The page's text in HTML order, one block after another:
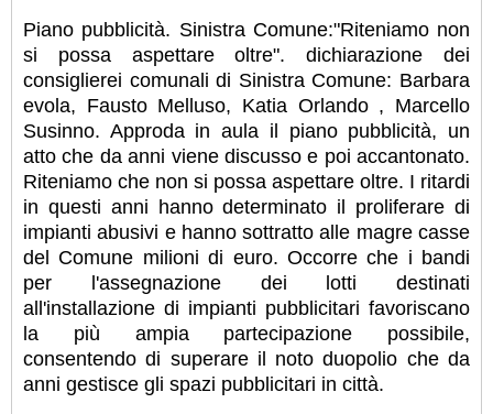
Piano pubblicità. Sinistra Comune:"Riteniamo non
si possa aspettare oltre". dichiarazione dei
consiglierei comunali di Sinistra Comune: Barbara
evola, Fausto Melluso, Katia Orlando , Marcello
Susinno. Approda in aula il piano pubblicità, un
atto che da anni viene discusso e poi accantonato.
Riteniamo che non si possa aspettare oltre. I ritardi
in questi anni hanno determinato il proliferare di
impianti abusivi e hanno sottratto alle magre casse
del Comune milioni di euro. Occorre che i bandi
per l'assegnazione dei lotti destinati
all'installazione di impianti pubblicitari favoriscano
la più ampia partecipazione possibile,
consentendo di superare il noto duopolio che da
anni gestisce gli spazi pubblicitari in città.